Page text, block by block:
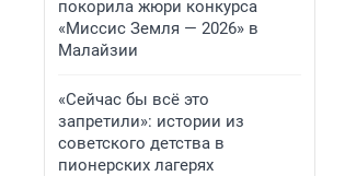
покорила жюри конкурса
«Миссис Земля — 2026» в
Малайзии
«Сейчас бы всё это
запретили»: истории из
советского детства в
пионерских лагерях